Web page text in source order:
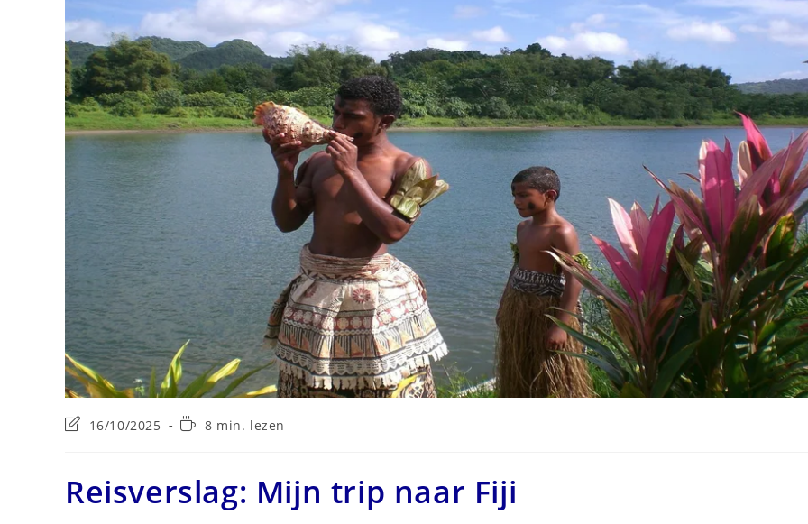
Laatste16/10/2025 Leestijd:
8 min. lezen
Reisverslag: Mijn trip naar Fiji